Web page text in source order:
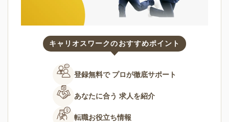
キャリオスワークのおすすめポイント
登録無料で プロが徹底サポート
あなたに合う 求人を紹介
転職お役立ち情報